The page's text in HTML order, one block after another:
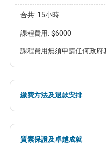
合共: 15小時
課程費用: $6000
課程費用無須申請任何政府
繳費方法及退款安排
質素保證及卓越成就